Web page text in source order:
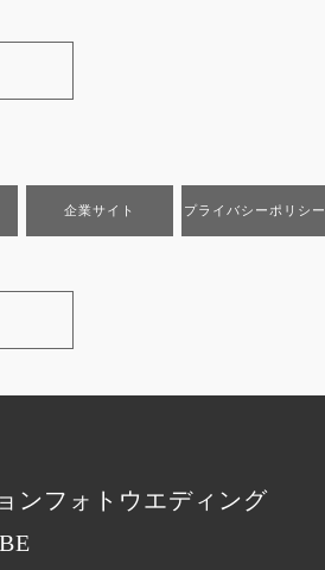
企業サイト プライバシーポリシー
ンフォトウエディング